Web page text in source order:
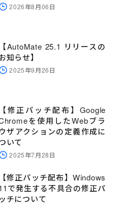
2026年8月06日
【AutoMate 25.1 リリースの
知らせ】
2025年9月26日
【修正パッチ配布】Google
を使用したWebブラ
ウザアクションの定義作成に
いて
2025年7月28日
【修正パッチ配布】Windows
で発生する不具合の修正パ
ッチについて